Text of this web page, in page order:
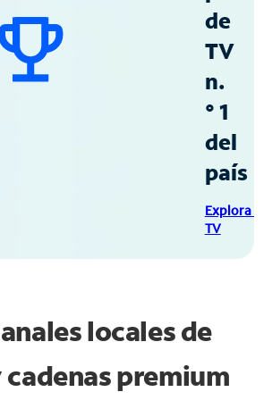
de
TV
n.
° 1
del
país
Explora
TV
locales de
premium